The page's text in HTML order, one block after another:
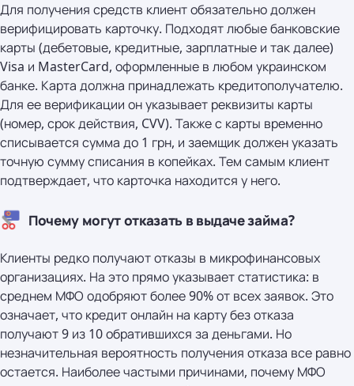
Для получения средств клиент обязательно должен
верифицировать карточку. Подходят любые банковские
карты (дебетовые, кредитные, зарплатные и так далее)
Visa и MasterCard, оформленные в любом украинском
банке. Карта должна принадлежать кредитополучателю.
Для ее верификации он указывает реквизиты карты
(номер, срок действия, CVV). Также с карты временно
списывается сумма до 1 грн, и заемщик должен указать
точную сумму списания в копейках. Тем самым клиент
подтверждает, что карточка находится у него.
Почему могут отказать в выдаче займа?
Клиенты редко получают отказы в микрофинансовых
организациях. На это прямо указывает статистика: в
среднем МФО одобряют более 90% от всех заявок. Это
означает, что кредит онлайн на карту без отказа
получают 9 из 10 обратившихся за деньгами. Но
незначительная вероятность получения отказа все равно
остается. Наиболее частыми причинами, почему МФО